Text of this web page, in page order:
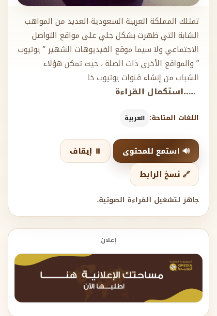
تمتلك المملكة العربية السعودية العديد من المواهب
الشابة التي ظهرت بشكل جلي على مواقع التواصل
الاجتماعي ولا سيما موقع الفيديوهات الشهير ” يوتيوب
” والمواقع الأخرى ذات الصلة ، حيث تمكن هؤلاء
الشباب من إنشاء قنوات يوتيوب خا
.....استكمال القراءة
اللغات المتاحة: العربية
🔊 استمع للمحتوى
⏸️ إيقاف
🔗 نسخ الرابط
جاهز لتشغيل القراءة الصوتية.
إعلان